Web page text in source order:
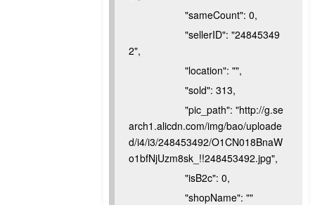
"sameCount": 0,
"sellerID": "24845349
2",
"location": "",
"sold": 313,
"pic_path": "http://g.se
arch1.alicdn.com/img/bao/uploade
d/i4/i3/248453492/O1CN018BnaW
o1bfNjUzm8sk_!!248453492.jpg",
"isB2c": 0,
"shopName": ""